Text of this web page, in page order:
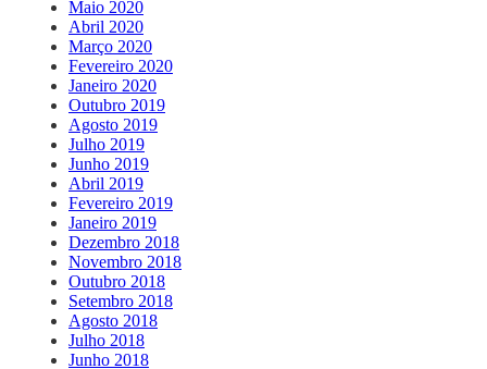
Maio 2020
Abril 2020
Março 2020
Fevereiro 2020
Janeiro 2020
Outubro 2019
Agosto 2019
Julho 2019
Junho 2019
Abril 2019
Fevereiro 2019
Janeiro 2019
Dezembro 2018
Novembro 2018
Outubro 2018
Setembro 2018
Agosto 2018
Julho 2018
Junho 2018